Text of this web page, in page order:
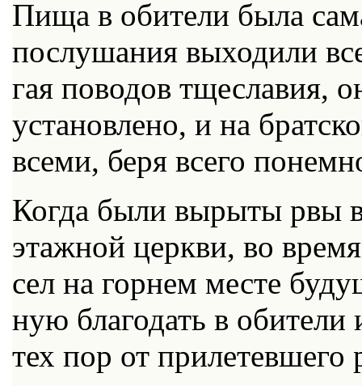
Пи­ща в оби­те­ли бы­ла
по­слу­ша­ния вы­хо­ди­ли
гая по­во­дов тще­сла­вия,
уста­нов­ле­но, и на
все­ми, бе­ря все­го
Ко­гда бы­ли вы­ры­ты рвы
этаж­ной церк­ви, во
сел на гор­нем ме­сте
ную бла­го­дать в
тех пор от при­ле­тев­ше­го